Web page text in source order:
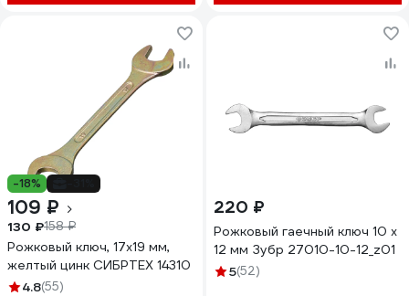
-18%
109 ₽
130 ₽158 ₽
Рожковый ключ, 17x19 мм,
желтый цинк СИБРТЕХ 14310
4.8(55)
220 ₽
Рожковый гаечный ключ 10 x
12 мм Зубр 27010-10-12_z01
5(52)